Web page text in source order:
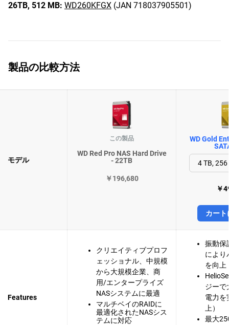
26TB, 512 MB: WD260KFGX (JAN 718037905501)
製品の比較方法
モデル
この製品
WD Red Pro NAS Hard Drive
- 22TB
￥196,680
WD Gold
￥
カート
Features
クリエイティブプロフ
ェッショナル、中規模
から大規模企業、商
用/エンタープライズ
NASシステムに最適
マルチベイのRAIDに
最適化されたNASシス
テムに対応
振動保
により
を向上
ジーで
電力を
上）
最大